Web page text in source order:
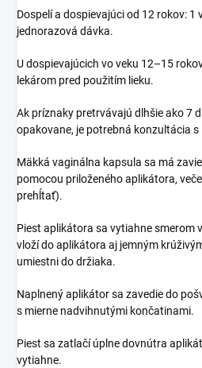
Dospelí a dospievajúci od 12 rokov:
jednorazová dávka.
U dospievajúcich vo veku 12–15
lekárom pred použitím lieku.
Ak príznaky pretrvávajú dlhšie ako 7
opakovane, je potrebná konzultácia s
Mäkká vaginálna kapsula sa má
pomocou priloženého aplikátora,
prehĺtať).
Piest aplikátora sa vytiahne smerom
vloží do aplikátora aj jemným
umiestni do držiaka.
Naplnený aplikátor sa zavedie do
s mierne nadvihnutými končatinami.
Piest sa zatlačí úplne dovnútra
vytiahne.